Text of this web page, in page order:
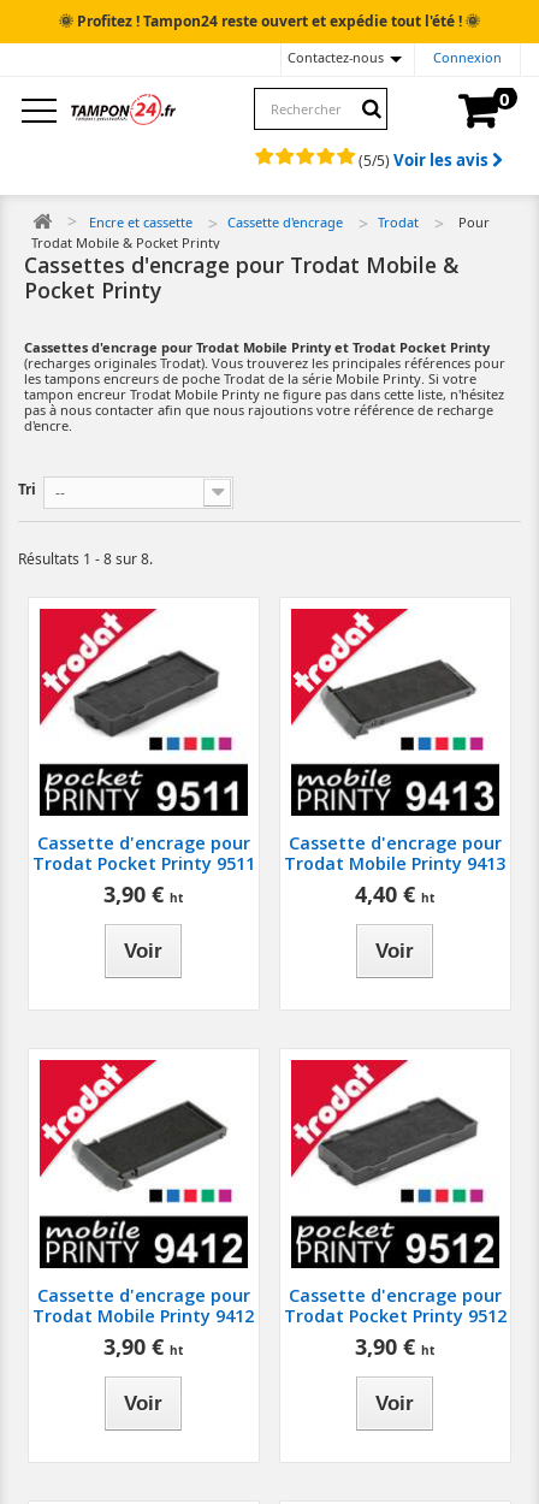
🌞 Profitez ! Tampon24 reste ouvert et expédie tout l'été !🌞
Connexion
Contactez-nous
0
(5/5) Voir les avis
Encre et cassette Cassette d'encrage Trodat
Pour
Trodat Mobile & Pocket Printy
Cassettes d'encrage pour Trodat Mobile &
Pocket Printy
Cassettes d'encrage pour Trodat Mobile Printy et Trodat Pocket Printy
(recharges originales Trodat). Vous trouverez les principales références pour
les tampons encreurs de poche Trodat de la série Mobile Printy. Si votre
tampon encreur Trodat Mobile Printy ne figure pas dans cette liste, n'hésitez
pas à nous contacter afin que nous rajoutions votre référence de recharge
d'encre.
Tri --
Résultats 1 - 8 sur 8.
Cassette d'encrage pour
Trodat Pocket Printy 9511
3,90 €
Voir
Cassette d'encrage pour
Trodat Mobile Printy 9413
4,40 €
Voir
Cassette d'encrage pour
Trodat Mobile Printy 9412
3,90 €
Voir
Cassette d'encrage pour
Trodat Pocket Printy 9512
3,90 €
Voir